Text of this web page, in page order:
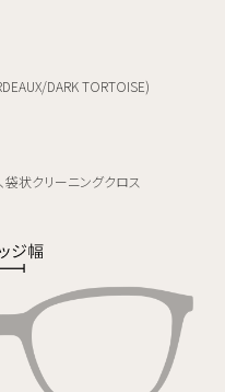
DARK TORTOISE)
袋状クリーニングクロス